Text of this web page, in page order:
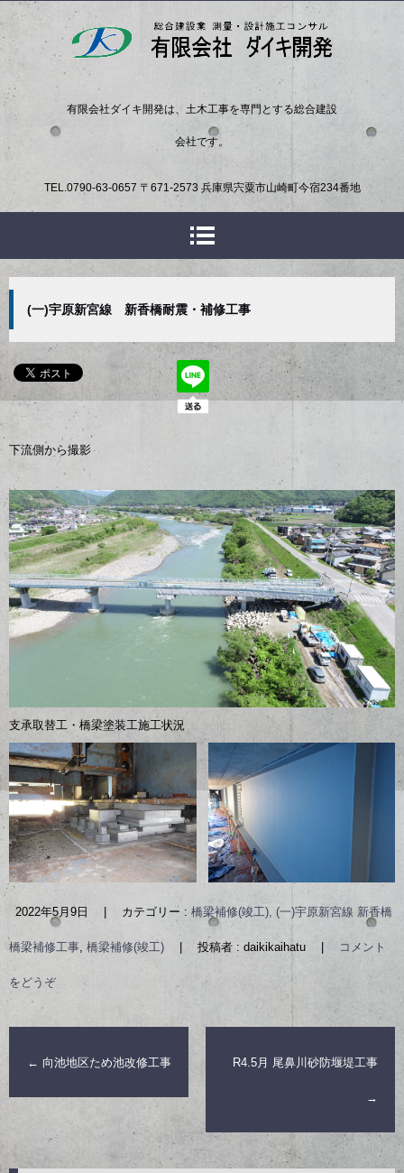
有限会社ダイキ開発は、土木工事を専門とする総合建設
会社です。
TEL. 0790-63-0657 〒671-2573 兵庫県宍粟市山崎町今宿234番地
(一)宇原新宮線 新香橋耐震・補修工事
下流側から撮影
支承取替工・橋梁塗装工施工状況
2022年5月9日 カテゴリー : 橋梁補修(竣工), (一)宇原新宮線 新香橋
橋梁補修工事, 橋梁補修(竣工) 投稿者 : daikikaihatu コメント
をどうぞ
← 向池地区ため池改修工事 R4.5月 尾鼻川砂防堰堤工事
→